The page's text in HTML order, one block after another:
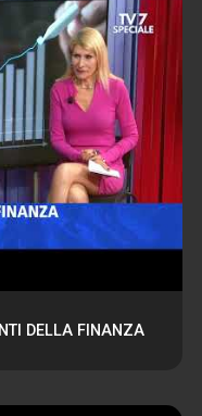
DELLA FINANZA